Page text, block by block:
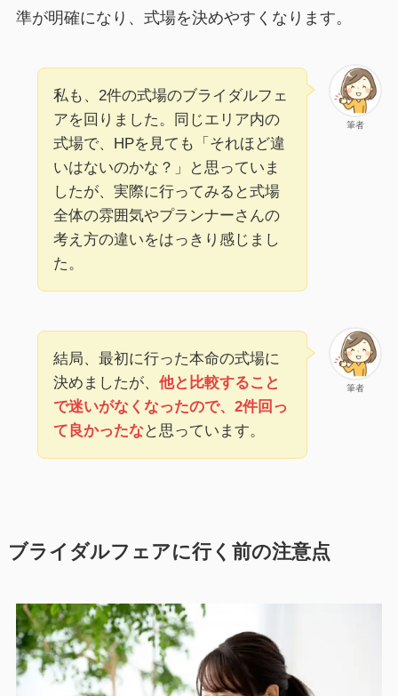
準が明確になり、式場を決めやすくなります。
筆者
私も、2件の式場のブライダルフェ
アを回りました。同じエリア内の
式場で、HPを見ても「それほど違
いはないのかな？」と思っていま
したが、実際に行ってみると式場
全体の雰囲気やプランナーさんの
考え方の違いをはっきり感じまし
た。
筆者
結局、最初に行った本命の式場に
決めましたが、 他と比較すること
で迷いがなくなったので、2件回っ
て良かったなと思っています。
ブライダルフェアに行く前の注意点